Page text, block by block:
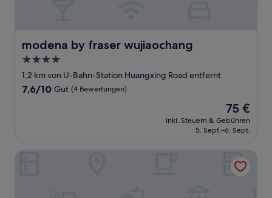
modena by fraser wujiaochang
modena by fraser wujiaochang
4.0-
Sterne-
Unterkunft
1,2 km von U-Bahn-Station Huangxing Road entfernt
7.6
7,6/10 Gut (4 Bewertungen)
Der
Preis
beträgt
75 €
inkl. Steuern & Gebühren
5. Sept.–6. Sept.